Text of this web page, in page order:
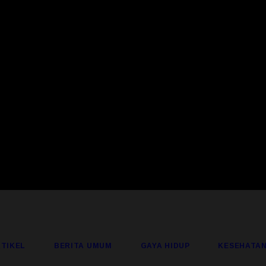
BERITA UMUM GAYA HIDUP KESEHATAN